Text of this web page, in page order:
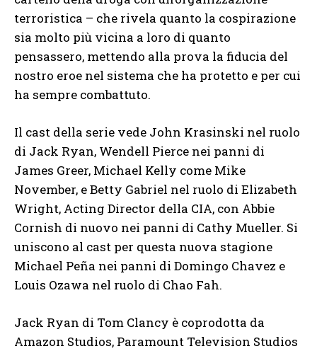
terroristica – che rivela quanto la cospirazione
sia molto più vicina a loro di quanto
pensassero, mettendo alla prova la fiducia del
nostro eroe nel sistema che ha protetto e per cui
ha sempre combattuto.
Il cast della serie vede John Krasinski nel ruolo
di Jack Ryan, Wendell Pierce nei panni di
James Greer, Michael Kelly come Mike
November, e Betty Gabriel nel ruolo di Elizabeth
Wright, Acting Director della CIA, con Abbie
Cornish di nuovo nei panni di Cathy Mueller. Si
uniscono al cast per questa nuova stagione
Michael Peña nei panni di Domingo Chavez e
Louis Ozawa nel ruolo di Chao Fah.
Jack Ryan di Tom Clancy è coprodotta da
Amazon Studios, Paramount Television Studios